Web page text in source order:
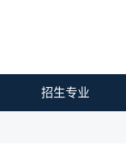
招生专业